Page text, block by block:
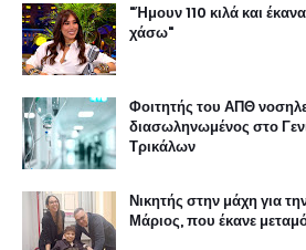
"Ήμουν 110 κιλά και
χάσω"
Φοιτητής του ΑΠΘ
διασωληνωμένος στο
Τρικάλων
Νικητής στην μάχη για
Μάριος, που έκανε